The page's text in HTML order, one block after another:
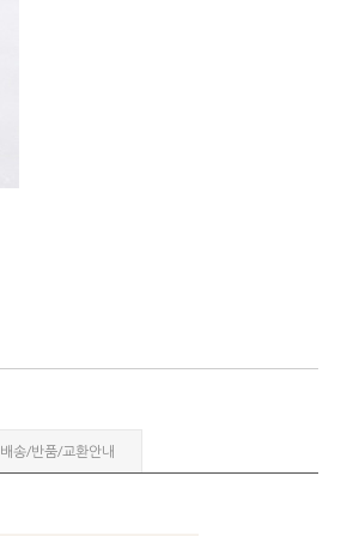
배송/반품/교환안내